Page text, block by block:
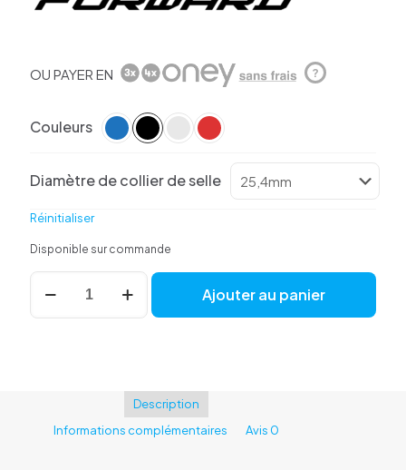
OU PAYER EN ?
Couleurs
Diamètre de collier de selle
Réinitialiser
Disponible sur commande
quantité
Collier
Ajouter au panier
Description
Informations complémentaires
Avis 0